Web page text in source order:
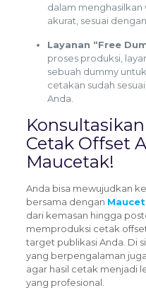
dalam menghasilkan
akurat, sesuai
Layanan “Free
proses produksi,
sebuah dummy
cetakan sudah
Anda.
Cetak Offset
Maucetak!
Anda bisa mewujudkan
bersama dengan
dari kemasan hingga
memproduksi cetak
target publikasi Anda. Di
yang berpengalaman
agar hasil cetak menjadi
yang profesional.